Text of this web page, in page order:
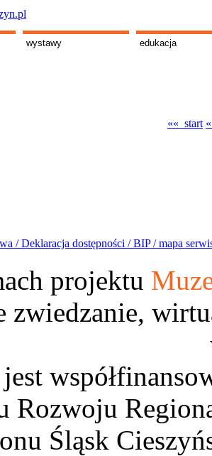
wystawy edukacja
«« start
/Deklaracja dostępności /BIP /mapa
projektu
zwiedzanie,
Rozwoju
Śląsk